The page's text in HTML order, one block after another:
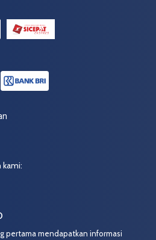
kami:
pertama mendapatkan informasi